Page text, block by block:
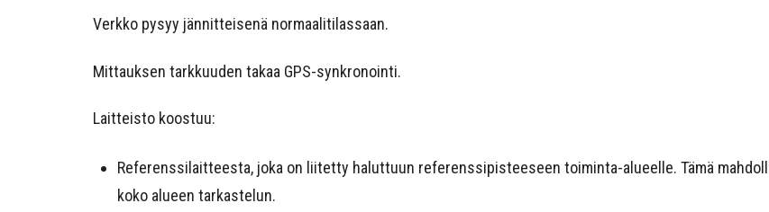
Verkko pysyy jännitteisenä normaalitilassaan.
Mittauksen tarkkuuden takaa GPS-synkronointi.
Laitteisto koostuu:
Referenssilaitteesta, joka on liitetty haluttuun referenssipisteeseen toiminta-alueelle. Tämä
koko alueen tarkastelun.